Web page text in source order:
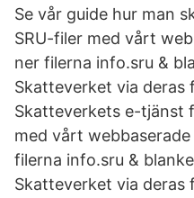
Se vår guide hur man
SRU-filer med vårt
ner filerna info.sru &
Skatteverket via
Skatteverkets e-tjänst
med vårt
filerna info.sru &
Skatteverket via deras